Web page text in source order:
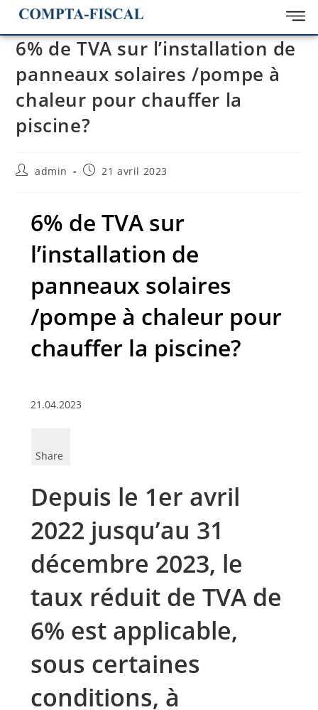
6% de TVA sur l’installation de
panneaux solaires /pompe à
chaleur pour chauffer la
piscine?
admin 21 avril 2023
6% de TVA sur
l’installation de
panneaux solaires
/pompe à chaleur pour
chauffer la piscine?
21.04.2023
Share
Depuis le 1er avril
2022 jusqu’au 31
décembre 2023, le
taux réduit de TVA de
6% est applicable,
sous certaines
conditions, à